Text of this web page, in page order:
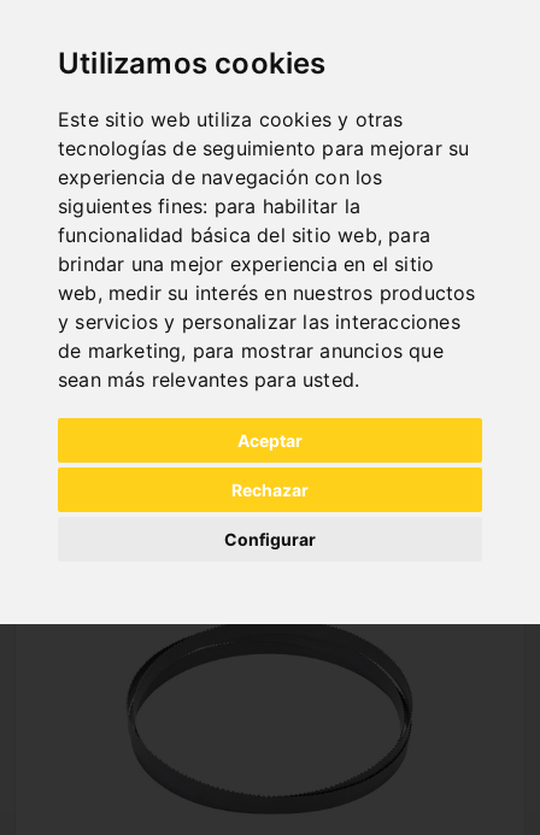
Utilizamos cookies
Este sitio web utiliza cookies y otras
tecnologías de seguimiento para mejorar su
experiencia de navegación con los
siguientes fines: para habilitar la
funcionalidad básica del sitio web, para
brindar una mejor experiencia en el sitio
web, medir su interés en nuestros productos
y servicios y personalizar las interacciones
de marketing, para mostrar anuncios que
sean más relevantes para usted.
Aceptar
Rechazar
Configurar
ONLINE
KATALOGE
NEW PRODUCTS